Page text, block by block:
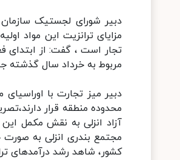
دبیر شورای لجستیک
مزایای ترانزیت این مواد
تجار است ، گفت: از ابتدای
مربوط به خرداد سال گذشته جمعا به تناژ ۳۱
دبیر میز تجارت با
محدوده منطقه قرار
آزاد انزلی به نقش مکمل
مجتمع بندری انزلی به
کشور، شاهد رشد درآمدهای